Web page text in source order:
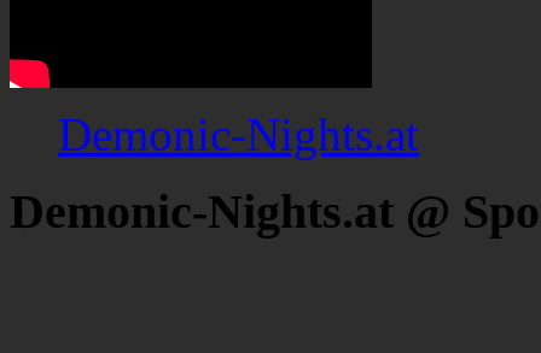
Demonic-Nights.at
Demonic-Nights.at @